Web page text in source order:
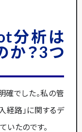
分析は
か？3つ
確でした。私の管
経路」に関するデ
いたのです。